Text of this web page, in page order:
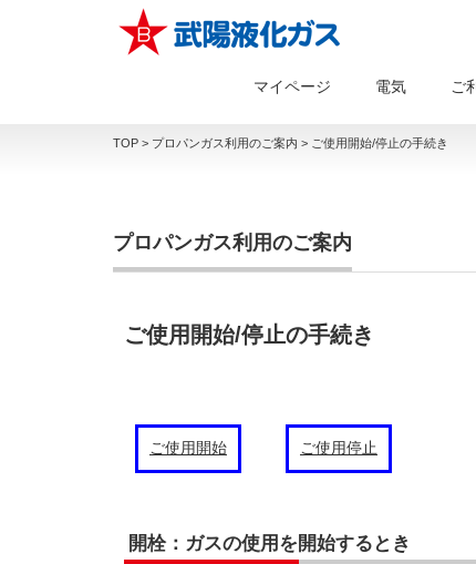
マイページ 電気 ご
TOP > プロパンガス利用のご案内 > ご使用開始/停止の手続き
プロパンガス利用のご案内
ご使用開始/停止の手続き
ご使用開始 ご使用停止
開栓：ガスの使用を開始するとき